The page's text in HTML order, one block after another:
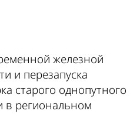
железной
и перезапуска
старого однопутного
в региональном